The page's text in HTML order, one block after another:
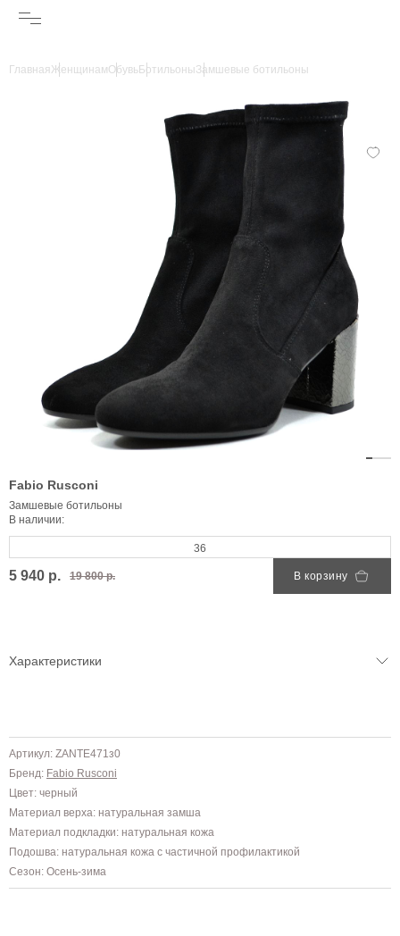
ГлавнаяЖенщинамОбувьБотильоныЗамшевые ботильоны
Fabio Rusconi
Замшевые ботильоны
В наличии:
36
5 940 р. 19 800 р. В корзину
Характеристики
Артикул: ZANTE471з0
Бренд: Fabio Rusconi
Цвет: черный
Материал верха: натуральная замша
Материал подкладки: натуральная кожа
Подошва: натуральная кожа с частичной профилактикой
Сезон: Осень-зима